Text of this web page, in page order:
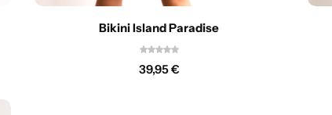
Bikini Island Paradise
39,95€